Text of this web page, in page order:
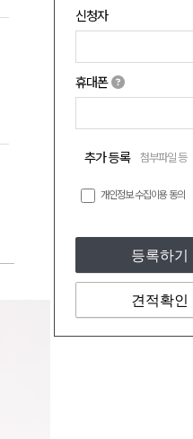
신청자
휴대폰
추가 등록 첨부파일 등
개인정보 수집이용 동의
등록하기
견적확인